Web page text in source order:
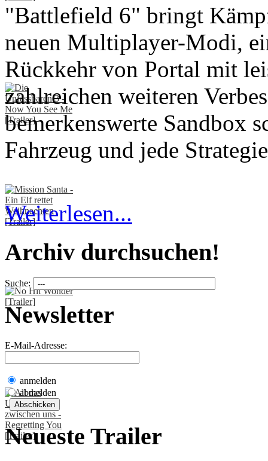
"Battlefield 6" bringt
neuen Multiplayer-Modi,
Rückkehr von Portal mit
zahlreichen weiteren
bemerkenswerte Sandbox
Fahrzeug und jede
Weiterlesen...
Archiv durchsuchen!
Suche:
Newsletter
E-Mail-Adresse:
anmelden
abmelden
Neueste Trailer